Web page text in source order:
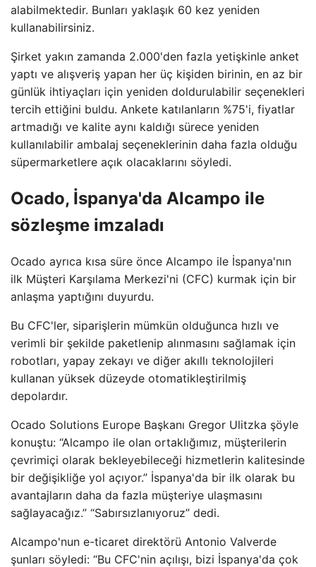
alabilmektedir. Bunları yaklaşık 60 kez yeniden
kullanabilirsiniz.
Şirket yakın zamanda 2.000'den fazla yetişkinle anket
yaptı ve alışveriş yapan her üç kişiden birinin, en az bir
günlük ihtiyaçları için yeniden doldurulabilir seçenekleri
tercih ettiğini buldu. Ankete katılanların %75'i, fiyatlar
artmadığı ve kalite aynı kaldığı sürece yeniden
kullanılabilir ambalaj seçeneklerinin daha fazla olduğu
süpermarketlere açık olacaklarını söyledi.
Ocado, İspanya'da Alcampo ile
sözleşme imzaladı
Ocado ayrıca kısa süre önce Alcampo ile İspanya'nın
ilk Müşteri Karşılama Merkezi'ni (CFC) kurmak için bir
anlaşma yaptığını duyurdu.
Bu CFC'ler, siparişlerin mümkün olduğunca hızlı ve
verimli bir şekilde paketlenip alınmasını sağlamak için
robotları, yapay zekayı ve diğer akıllı teknolojileri
kullanan yüksek düzeyde otomatikleştirilmiş
depolardır.
Ocado Solutions Europe Başkanı Gregor Ulitzka şöyle
konuştu: “Alcampo ile olan ortaklığımız, müşterilerin
çevrimiçi olarak bekleyebileceği hizmetlerin kalitesinde
bir değişikliğe yol açıyor.” İspanya'da bir ilk olarak bu
avantajların daha da fazla müşteriye ulaşmasını
sağlayacağız.” “Sabırsızlanıyoruz” dedi.
Alcampo'nun e-ticaret direktörü Antonio Valverde
şunları söyledi: “Bu CFC'nin açılışı, bizi İspanya'da çok